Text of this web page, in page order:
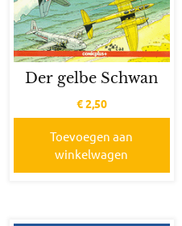
Der gelbe Schwan
€2,50
Toevoegen aan
winkelwagen